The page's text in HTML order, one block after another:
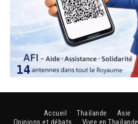
Accueil Thaïlande Asie
Opinions et débats
Vivre en Thaïlande